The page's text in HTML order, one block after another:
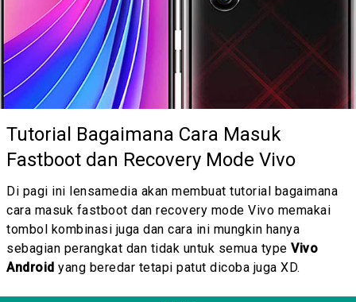
Tutorial Bagaimana Cara Masuk
Fastboot dan Recovery Mode Vivo
Di pagi ini lensamedia akan membuat tutorial bagaimana
cara masuk fastboot dan recovery mode Vivo memakai
tombol kombinasi juga dan cara ini mungkin hanya
sebagian perangkat dan tidak untuk semua type Vivo
Android yang beredar tetapi patut dicoba juga XD.